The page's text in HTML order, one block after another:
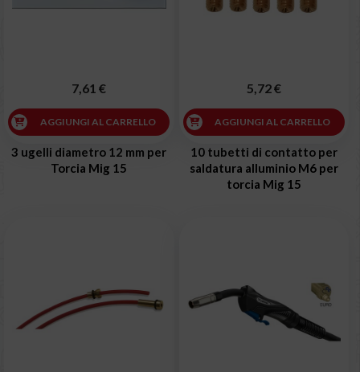
3 ugelli diametro 12 mm per
Torcia Mig 15
7,61 €
AGGIUNGI AL CARRELLO
10 tubetti di contatto per
saldatura alluminio M6 per
torcia Mig 15
5,72 €
AGGIUNGI AL CARRELLO